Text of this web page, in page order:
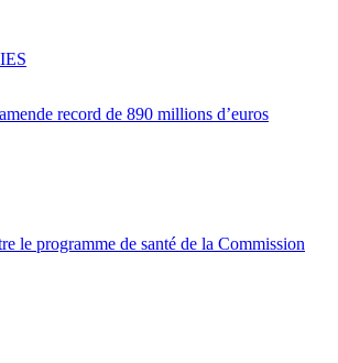
record de 890 millions d’euros
le programme de santé de la Commission